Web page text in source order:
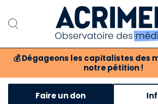
💰 Dégageons les capitalistes des
notre pétition !
Notre association
Notre critique des
Faire un don